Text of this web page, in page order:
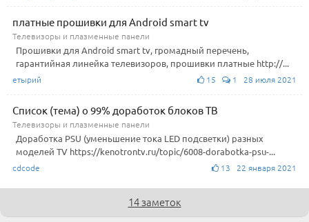
платные прошивки для Android smart tv
Телевизоры и плазменные панели
Прошивки для Android smart tv, громадный перечень,
гарантийная линейка телевизоров, прошивки платные http://...
етырий 15 1 28 июля 2021
Список (тема) о 99% доработок блоков ТВ
Телевизоры и плазменные панели
Доработка PSU (уменьшение тока LED подсветки) разных
моделей TV https://kenotrontv.ru/topic/6008-dorabotka-psu-...
cdcode 13 22 января 2021
14 заметок